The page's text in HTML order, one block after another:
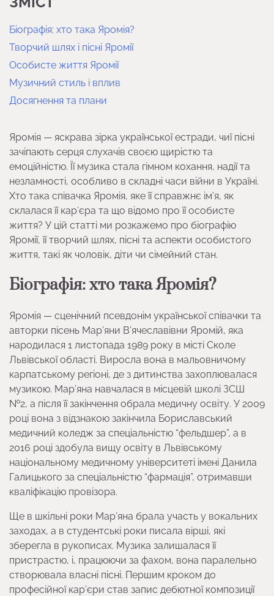
Біографія: хто така Яромія?
Творчий шлях і пісні Яромії
Особисте життя Яромії
Музичний стиль і вплив
Досягнення та плани
Яромія — яскрава зірка української естради, чиї пісні
зачіпають серця слухачів своєю щирістю та
емоційністю. Її музика стала гімном кохання, надії та
незламності, особливо в складні часи війни в Україні.
Хто така співачка Яромія, яке її справжнє ім’я, як
склалася її кар’єра та що відомо про її особисте
життя? У цій статті ми розкажемо про біографію
Яромії, її творчий шлях, пісні та аспекти особистого
життя, такі як чоловік, діти чи сімейний стан.
Біографія: хто така Яромія?
Яромія — сценічний псевдонім української співачки та
авторки пісень Мар’яни В’ячеславівни Яромій, яка
народилася 1 листопада 1989 року в місті Сколе
Львівської області. Виросла вона в мальовничому
карпатському регіоні, де з дитинства захоплювалася
музикою. Мар’яна навчалася в місцевій школі ЗСШ
№2, а після її закінчення обрала медичну освіту. У 2009
році вона з відзнакою закінчила Бориславський
медичний коледж за спеціальністю “фельдшер”, а в
2016 році здобула вищу освіту в Львівському
національному медичному університеті імені Данила
Галицького за спеціальністю “фармація”, отримавши
кваліфікацію провізора.
Ще в шкільні роки Мар’яна брала участь у вокальних
заходах, а в студентські роки писала вірші, які
зберегла в рукописах. Музика залишалася її
пристрастю, і, працюючи за фахом, вона паралельно
створювала власні пісні. Першим кроком до
професійної кар’єри став запис дебютної композиції